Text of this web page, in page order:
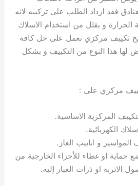
فقد ازداد الطلب على تركيبه لانه
و يقلل من استخدام الاسلاك
تكييف مركزي نعمل على حل كافة
لها هذا النوع من التكييف و بشكل
مركزي على :
المركزية الاساسية.
الكهربائية.
و انابيب الغاز.
حماية او غطاء للأجزاء الخارجية من
الاتربة او ذرات الغبار إليه.